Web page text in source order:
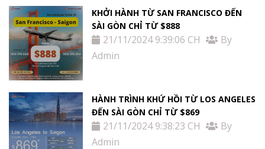
KHỞI HÀNH TỪ SAN FRANCISCO ĐẾN
SÀI GÒN CHỈ TỪ $888
21/11/2024 9:39:06 CH
By
Admin
HÀNH TRÌNH KHỨ HỒI TỪ LOS ANGELES
ĐẾN SÀI GÒN CHỈ TỪ $869
21/11/2024 9:38:23 CH
By
Admin